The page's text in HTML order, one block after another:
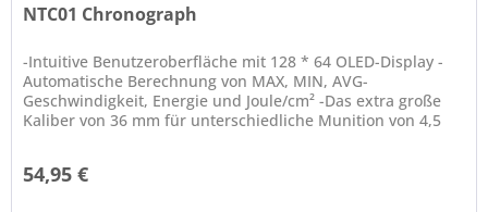
NTC01 Chronograph
-Intuitive Benutzeroberfläche mit 128 * 64 OLED-Display -
Automatische Berechnung von MAX, MIN, AVG-
Geschwindigkeit, Energie und Joule/cm² -Das extra große
Kaliber von 36 mm für unterschiedliche Munition von 4,5
54,95 €